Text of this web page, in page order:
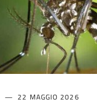
22 MAGGIO 2026